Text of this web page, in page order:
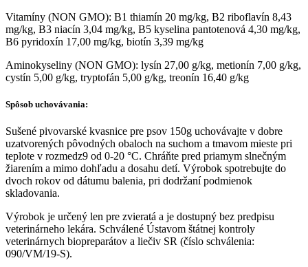
Vitamíny (NON GMO): B1 thiamín 20 mg/kg, B2 riboflavín 8,43
mg/kg, B3 niacín 3,04 mg/kg, B5 kyselina pantotenová 4,30 mg/kg,
B6 pyridoxín 17,00 mg/kg, biotín 3,39 mg/kg
Aminokyseliny (NON GMO): lysín 27,00 g/kg, metionín 7,00 g/kg,
cystín 5,00 g/kg, tryptofán 5,00 g/kg, treonín 16,40 g/kg
Spôsob uchovávania:
Sušené pivovarské kvasnice pre psov 150g uchovávajte v dobre
uzatvorených pôvodných obaloch na suchom a tmavom mieste pri
teplote v rozmedz9 od 0-20 °C. Chráňte pred priamym slnečným
žiarením a mimo dohľadu a dosahu detí. Výrobok spotrebujte do
dvoch rokov od dátumu balenia, pri dodržaní podmienok
skladovania.
Výrobok je určený len pre zvieratá a je dostupný bez predpisu
veterinárneho lekára. Schválené Ústavom štátnej kontroly
veterinárnych biopreparátov a liečiv SR (číslo schválenia:
090/VM/19-S).